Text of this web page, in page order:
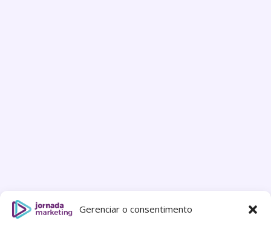
Gerenciar o consentimento